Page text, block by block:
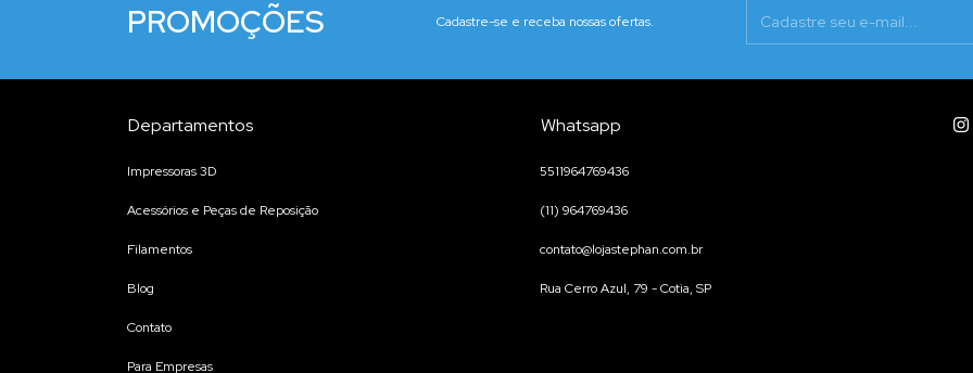
PROMOÇÕES Cadastre-se e receba nossas ofertas.
Departamentos
Impressoras 3D
Acessórios e Peças de Reposição
Filamentos
Blog
Contato
Para Empresas
Whatsapp
5511964769436
(11) 964769436
contato@lojastephan.com.br
Rua Cerro Azul, 79 - Cotia, SP